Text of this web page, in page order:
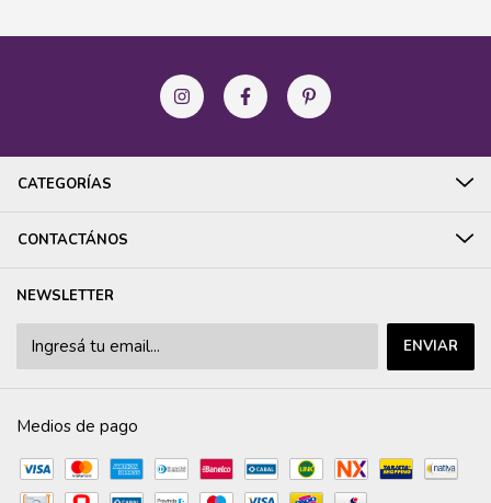
CATEGORÍAS
CONTACTÁNOS
NEWSLETTER
Medios de pago